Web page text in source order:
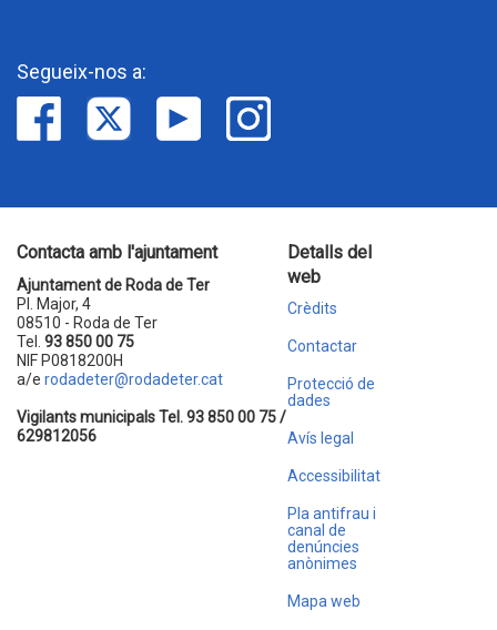
Segueix-nos a:
Contacta amb l'ajuntament
Ajuntament de Roda de Ter
Pl. Major, 4
08510 - Roda de Ter
Tel. 93 850 00 75
NIF P0818200H
a/e rodadeter@rodadeter.cat
Vigilants municipals Tel. 93 850 00 75 /
629812056
Detalls del
web
Crèdits
Contactar
Protecció de
dades
Avís legal
Accessibilitat
Pla antifrau i
canal de
denúncies
anònimes
Mapa web